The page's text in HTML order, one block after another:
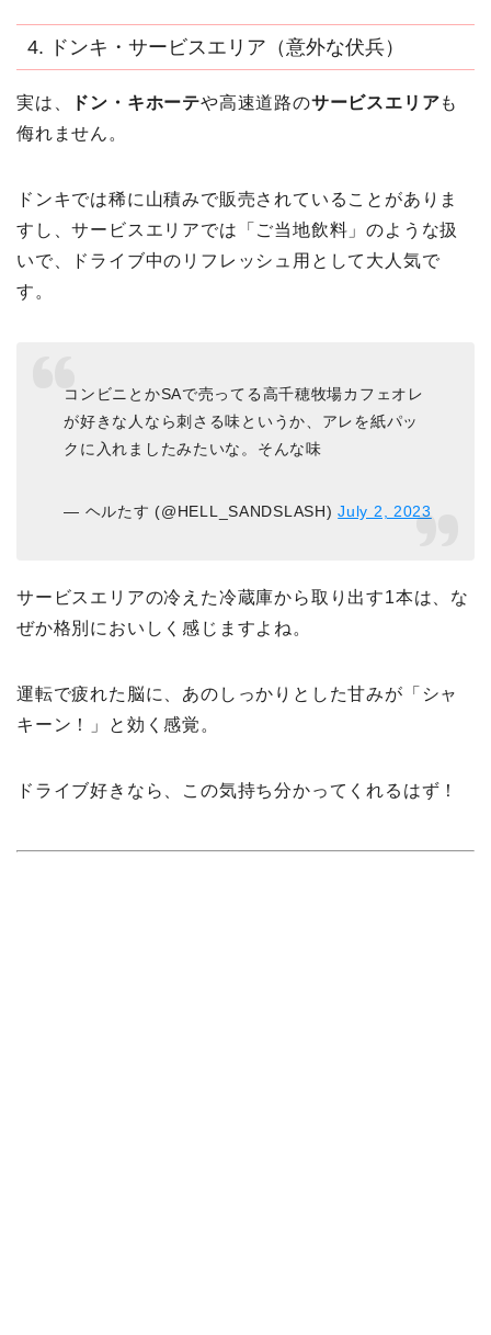
4. ドンキ・サービスエリア（意外な伏兵）
実は、 ドン・キホーテや高速道路のサービスエリアも
侮れません。
ドンキでは稀に山積みで販売されていることがありま
すし、サービスエリアでは「ご当地飲料」のような扱
いで、ドライブ中のリフレッシュ用として大人気で
す。
コンビニとかSAで売ってる高千穂牧場カフェオレ
が好きな人なら刺さる味というか、アレを紙パッ
クに入れましたみたいな。そんな味
— ヘルたす (@HELL_SANDSLASH)July 2, 2023
サービスエリアの冷えた冷蔵庫から取り出す1本は、な
ぜか格別においしく感じますよね。
運転で疲れた脳に、あのしっかりとした甘みが「シャ
キーン！」と効く感覚。
ドライブ好きなら、この気持ち分かってくれるはず！